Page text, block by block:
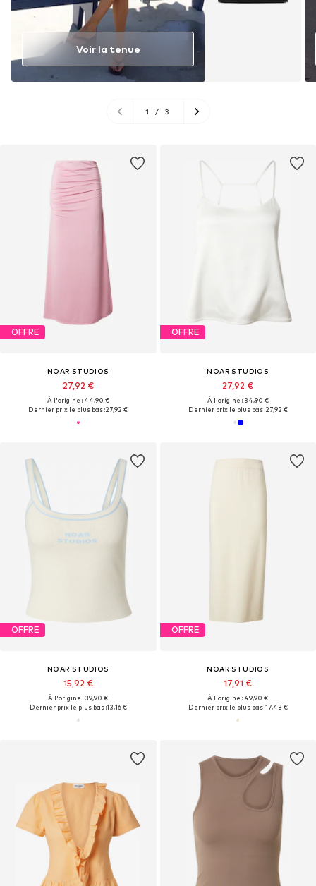
OFFRE
NOAR STUDIOS
27,92 €
À l'origine : 44,90 €
Dernier prix le plus bas :27,92 €
OFFRE
NOAR STUDIOS
27,92 €
À l'origine : 34,90 €
Dernier prix le plus bas :27,92 €
Voir la tenue
1 / 3
OFFRE
NOAR STUDIOS
15,92 €
À l'origine : 39,90 €
Dernier prix le plus bas :13,16 €
OFFRE
NOAR STUDIOS
17,91 €
À l'origine : 49,90 €
Dernier prix le plus bas :17,43 €